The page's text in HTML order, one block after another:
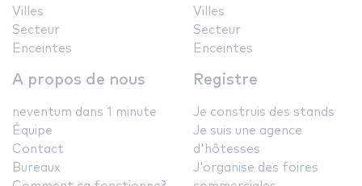
Villes
Secteur
Enceintes
Villes
Secteur
Enceintes
A propos de nous
neventum dans 1 minute
Équipe
Contact
Bureaux
Registre
Je construis des stands
Je suis une agence
d'hôtesses
J'organise des foires